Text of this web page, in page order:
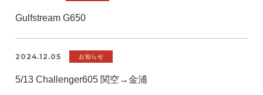
Gulfstream G650
2024.12.05 お知らせ
5/13 Challenger605 関空→金浦